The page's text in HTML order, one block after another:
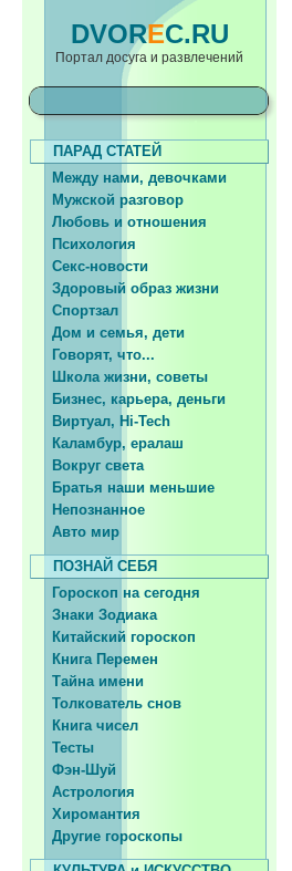
DVOREC.RU
Портал досуга и развлечений
ПАРАД СТАТЕЙ
Между нами, девочками
Мужской разговор
Любовь и отношения
Психология
Секс-новости
Здоровый образ жизни
Спортзал
Дом и семья, дети
Говорят, что...
Школа жизни, советы
Бизнес, карьера, деньги
Виртуал, Hi-Tech
Каламбур, ералаш
Вокруг света
Братья наши меньшие
Непознанное
Авто мир
ПОЗНАЙ СЕБЯ
Гороскоп на сегодня
Знаки Зодиака
Китайский гороскоп
Книга Перемен
Тайна имени
Толкователь снов
Книга чисел
Тесты
Фэн-Шуй
Астрология
Хиромантия
Другие гороскопы